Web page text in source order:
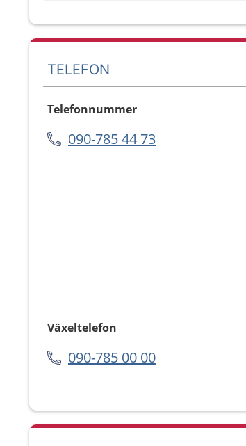
TELEFON
Telefonnummer
090-785 44 73
Växeltelefon
090-785 00 00